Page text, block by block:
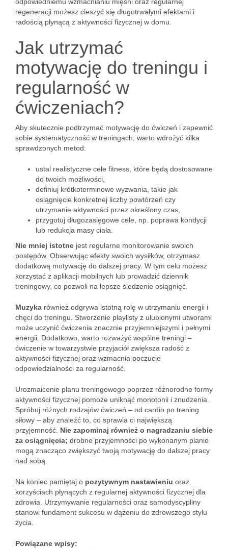
regeneracji możesz cieszyć się długotrwałymi efektami i
radością płynącą z aktywności fizycznej w domu.
Jak utrzymać
motywację do treningu i
regularność w
ćwiczeniach?
Aby skutecznie podtrzymać motywację do ćwiczeń i zapewnić
sobie systematyczność w treningach, warto wdrożyć kilka
sprawdzonych metod:
ustal realistyczne cele fitness, które będą dostosowane
do twoich możliwości,
definiuj krótkoterminowe wyzwania, takie jak
osiągnięcie konkretnej liczby powtórzeń czy
utrzymanie aktywności przez określony czas,
przygotuj długozasięgowe cele, np. poprawa kondycji
lub redukcja masy ciała.
Nie mniej istotne jest regularne monitorowanie swoich
postępów. Obserwując efekty swoich wysiłków, otrzymasz
dodatkową motywację do dalszej pracy. W tym celu możesz
korzystać z aplikacji mobilnych lub prowadzić dziennik
treningowy, co pozwoli na lepsze śledzenie osiągnięć.
Muzyka również odgrywa istotną rolę w utrzymaniu energii i
chęci do treningu. Stworzenie playlisty z ulubionymi utworami
może uczynić ćwiczenia znacznie przyjemniejszymi i pełnymi
energii. Dodatkowo, warto rozważyć wspólne treningi –
ćwiczenie w towarzystwie przyjaciół zwiększa radość z
aktywności fizycznej oraz wzmacnia poczucie
odpowiedzialności za regularność.
Urozmaicenie planu treningowego poprzez różnorodne formy
aktywności fizycznej pomoże uniknąć monotonii i znudzenia.
Spróbuj różnych rodzajów ćwiczeń – od cardio po trening
siłowy – aby znaleźć to, co sprawia ci największą
przyjemność. Nie zapominaj również o nagradzaniu siebie
za osiągnięcia; drobne przyjemności po wykonanym planie
mogą znacząco zwiększyć twoją motywację do dalszej pracy
nad sobą.
Na koniec pamiętaj o pozytywnym nastawieniu oraz
korzyściach płynących z regularnej aktywności fizycznej dla
zdrowia. Utrzymywanie regularności oraz samodyscypliny
stanowi fundament sukcesu w dążeniu do zdrowszego stylu
życia.
Powiązane wpisy: